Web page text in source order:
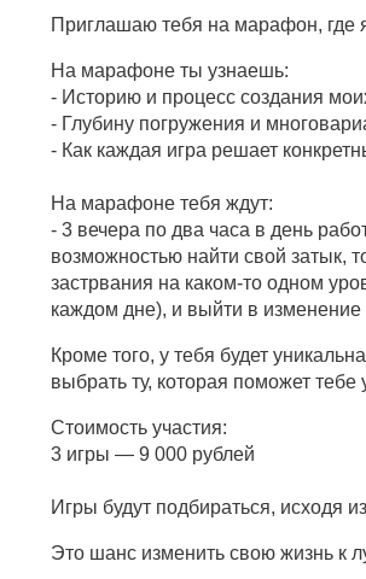
Приглашаю тебя на марафон, где
На марафоне ты узнаешь:
- Историю и процесс создания
- Глубину погружения и
- Как каждая игра решает
На марафоне тебя ждут:
- 3 вечера по два часа в день
возможностью найти свой затык,
застрвания на каком-то одном
каждом дне), и выйти в изменение
Кроме того, у тебя будет
выбрать ту, которая поможет
Стоимость участия:
3 игры — 9 000 рублей
Игры будут подбираться, исходя
Это шанс изменить свою жизнь к